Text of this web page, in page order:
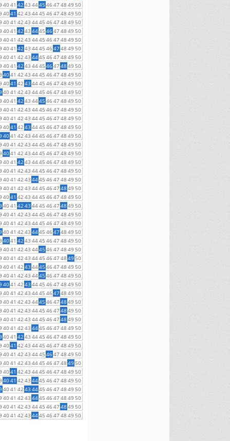
4041 4243 4445 464748 49 50
4041 42 43 4445 464748 49 50
4041 42 43 4445 464748 49 50
4041 4243 4445 464748 49 50
4041 42 43 4445 464748 49 50
4041 4243 4445 464748 49 50
4041 42 43 4445 464748 49 50
4041 4243 4445 46474849 50
4041 42 43 4445 464748 49 50
4041 42 43 4445 464748 49 50
4041 42 43 4445 464748 49 50
4041 4243 4445 464748 49 50
4041 42 43 4445 464748 49 50
4041 42 43 4445 464748 49 50
4041 42 43 4445 464748 49 50
4041 42 43 4445 464748 49 50
4041 42 43 4445 464748 49 50
4041 42 43 4445 464748 49 50
4041 4243 4445 464748 49 50
4041 42 43 4445 464748 49 50
4041 42 43 4445 464748 49 50
4041 42 43 4445 46474849 50
4041 42 43 4445 464748 49 50
4041 4243 4445 46474849 50
4041 42 43 4445 464748 49 50
4041 42 43 4445 464748 49 50
4041 42 43 4445 464748 49 50
4041 4243 4445 464748 49 50
4041 42 43 4445 464748 49 50
4041 42 43 4445 464748 4950
4041 42 43 4445 464748 49 50
4041 42 43 4445 464748 49 50
4041 42 43 4445 464748 49 50
4041 42 43 4445 464748 49 50
4041 42 43 4445 46474849 50
4041 42 43 4445 46474849 50
4041 42 43 4445 46474849 50
4041 42 43 4445 464748 49 50
4041 4243 4445 464748 49 50
4041 42 43 4445 464748 49 50
4041 42 43 4445 464748 49 50
4041 42 43 4445 464748 4950
4041 42 43 4445 464748 49 50
4041 42 43 4445 464748 49 50
4041 42 43 4445 464748 49 50
4041 42 43 4445 464748 49 50
4041 42 43 4445 46474849 50
4041 42 43 4445 464748 49 50